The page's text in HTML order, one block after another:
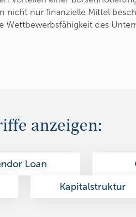
nicht nur finanzielle Mittel
Wettbewerbsfähigkeit des
anzeigen:
Loan
Kapitalstruktur